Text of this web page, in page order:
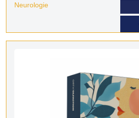
Neurologie